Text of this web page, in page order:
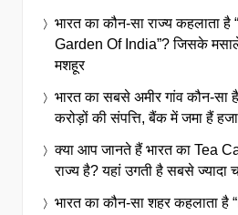
भारत का कौन-सा राज्य कहलाता है
Garden Of India”? जिसके
मशहूर
भारत का सबसे अमीर गांव कौन-सा
करोड़ों की संपत्ति, बैंक में जमा हैं
क्या आप जानते हैं भारत का Tea
राज्य है? यहां उगती है सबसे ज्यादा
भारत का कौन-सा शहर कहलाता है